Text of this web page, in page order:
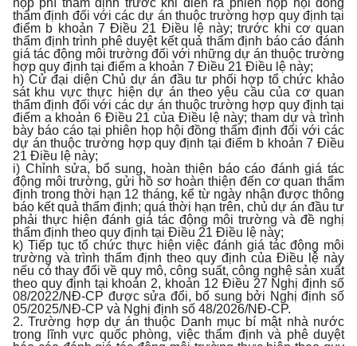
thẩm định đối với các dự án thuộc trường hợp quy định tại
điểm b khoản 7 Điều 21 Điều lệ này; trước khi cơ quan
thẩm định trình phê duyệt kết quả thẩm định báo cáo đánh
giá tác động môi trường đối với những dự án thuộc trường
hợp quy định tại điểm a khoản 7 Điều 21 Điều lệ này;
h) Cử đại diện Chủ dự án đầu tư phối hợp tổ chức khảo
sát khu vực thực hiện dự án theo yêu cầu của cơ quan
thẩm định đối với các dự án thuộc trường hợp quy định tại
điểm a khoản 6 Điều 21 của Điều lệ này; tham dự và trình
bày báo cáo tại phiên họp hội đồng thẩm định đối với các
dự án thuộc trường hợp quy định tại điểm b khoản 7 Điều
21 Điều lệ này;
i) Chỉnh sửa, bổ sung, hoàn thiện báo cáo đánh giá tác
động môi trường, gửi hồ sơ hoàn thiện đến cơ quan thẩm
định trong thời hạn 12 tháng, kể từ ngày nhận được thông
báo kết quả thẩm định; quá thời hạn trên, chủ dự án đầu tư
phải thực hiện đánh giá tác động môi trường và đề nghị
thẩm định theo quy định tại Điều 21 Điều lệ này;
k) Tiếp tục tổ chức thực hiện việc đánh giá tác động môi
trường và trình thẩm định theo quy định của Điều lệ này
nếu có thay đổi về quy mô, công suất, công nghệ sản xuất
theo quy định tại khoản 2, khoản 12 Điều 27 Nghị định số
08/2022/NĐ-CP được sửa đổi, bổ sung bởi Nghị định số
05/2025/NĐ-CP và Nghị định số 48/2026/NĐ-CP.
2. Trường hợp dự án thuộc Danh mục bí mật nhà nước
trong lĩnh vực quốc phòng, việc thẩm định và phê duyệt